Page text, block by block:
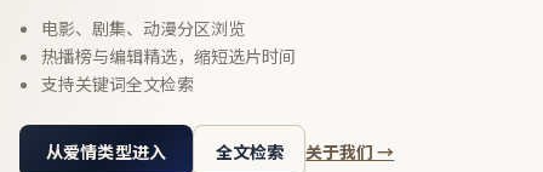
电影、剧集、动漫分区浏览
热播榜与编辑精选，缩短选片时间
支持关键词全文检索
从爱情类型进入 全文检索 关于我们 →